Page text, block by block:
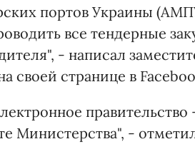
портов Украины
все тендерные
- написал
своей странице в
правительство
Министерства", -